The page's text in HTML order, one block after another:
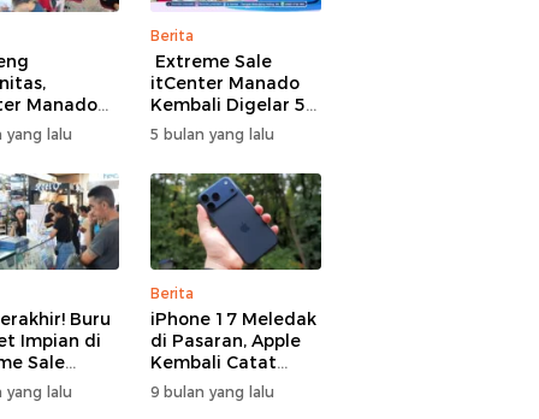
Manado
Gelar
Offline
60 Tim
yang lalu
Berita
Extreme Sale
itCenter Manado
Kembali Digelar 5–
7 Maret 2026,
iPhone 17 Pro Max
Diskon hingga
Rp1,75 Juta
5 bulan yang lalu
Buru
Impian di
Sale
Manado
yang lalu
Berita
iPhone 17 Meledak
di Pasaran, Apple
Kembali Catat
Rekor Cuan Global
9 bulan yang lalu